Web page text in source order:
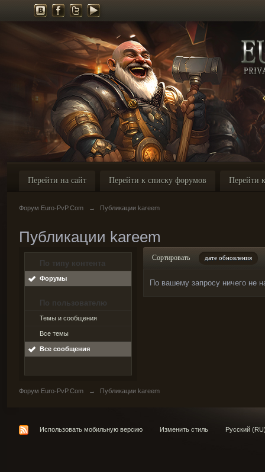
Перейти на сайт Перейти к списку форумов Перейти
Форум Euro-PvP.Com → Публикации kareem
Публикации kareem
По типу контента
Форумы
По пользователю
Темы и сообщения
Все темы
Все сообщения
Сортировать дате обновления
По вашему запросу ничего не
Форум Euro-PvP.Com → Публикации kareem
Использовать мобильную версию Изменить стиль Русский